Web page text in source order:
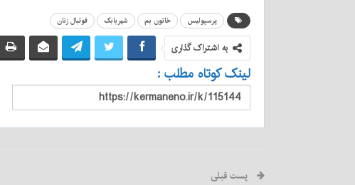
پرسپولیس خاتون بم شهربابک فوتبال زنان
به اشتراک گذاری
لینک کوتاه مطلب :
پست قبلی